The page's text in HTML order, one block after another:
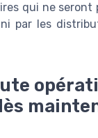
qui ne seront
par les